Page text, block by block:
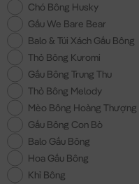
Chó Bông Husky
Gấu We Bare Bear
Balo & Túi Xách Gấu Bông
Thỏ Bông Kuromi
Gấu Bông Trung Thu
Thỏ Bông Melody
Mèo Bông Hoàng Thượng
Gấu Bông Con Bò
Balo Gấu Bông
Hoa Gấu Bông
Khỉ Bông